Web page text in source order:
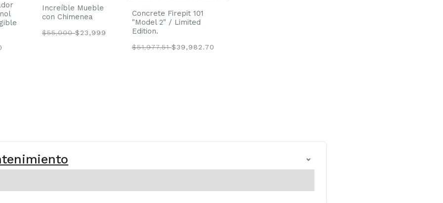
Increíble Mueble
con Chimenea
$55,000$23,999
Concrete Firepit 101
"Model 2" / Limited
Edition.
$51,977.51$39,982.70